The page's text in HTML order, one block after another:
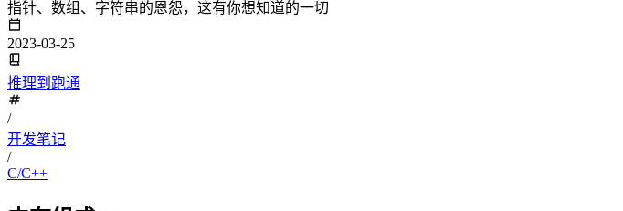
指针、数组、字符串的恩怨，这有你想知道的一切
2023-03-25
推理到跑通
/
开发笔记
/
C/C++